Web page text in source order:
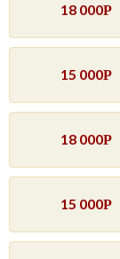
18 000Р
15 000Р
18 000Р
15 000Р